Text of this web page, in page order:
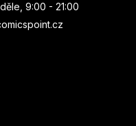
9:00 - 21:00